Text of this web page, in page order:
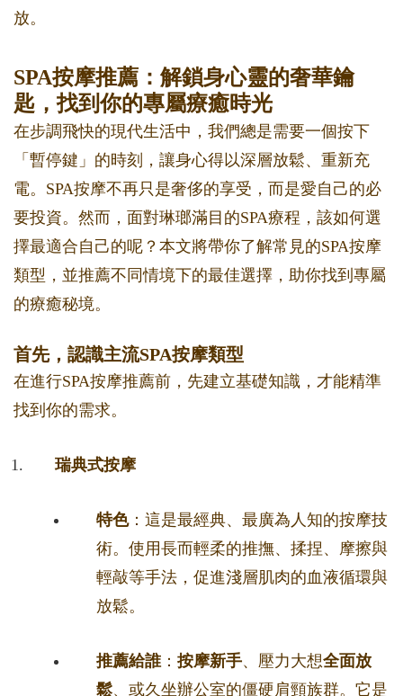
放。
SPA按摩推薦：解鎖身心靈的奢華鑰
匙，找到你的專屬療癒時光
在步調飛快的現代生活中，我們總是需要一個按下
「暫停鍵」的時刻，讓身心得以深層放鬆、重新充
電。SPA按摩不再只是奢侈的享受，而是愛自己的必
要投資。然而，面對琳瑯滿目的SPA療程，該如何選
擇最適合自己的呢？本文將帶你了解常見的SPA按摩
類型，並推薦不同情境下的最佳選擇，助你找到專屬
的療癒秘境。
首先，認識主流SPA按摩類型
在進行SPA按摩推薦前，先建立基礎知識，才能精準
找到你的需求。
瑞典式按摩
特色：這是最經典、最廣為人知的按摩技
術。使用長而輕柔的推撫、揉捏、摩擦與
輕敲等手法，促進淺層肌肉的血液循環與
放鬆。
推薦給誰： 按摩新手、壓力大想全面放
鬆、或久坐辦公室的僵硬肩頸族群。它是